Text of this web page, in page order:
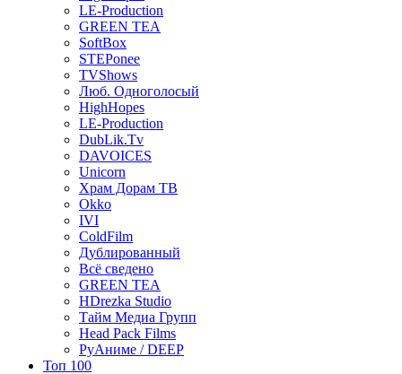
LE-Production
GREEN TEA
SoftBox
STEPonee
TVShows
Люб. Одноголосый
HighHopes
LE-Production
DubLik.Tv
DAVOICES
Unicorn
Храм Дорам ТВ
Okko
IVI
ColdFilm
Дублированный
Всё сведено
GREEN TEA
HDrezka Studio
Тайм Медиа Групп
Head Pack Films
РуАниме / DEEP
Топ 100